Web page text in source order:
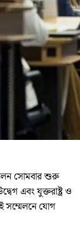
সোমবার শুরু
এবং যুক্তরাষ্ট্র ও
সম্মেলনে যোগ